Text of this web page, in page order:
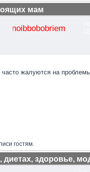
мам
noibbobobriem
жалуются на
гостям.
диетах, здоровье,